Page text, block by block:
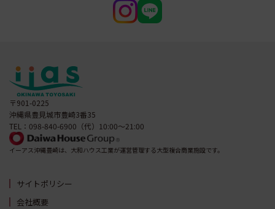
〒901-0225
沖縄県豊見城市豊崎3番35
TEL：098-840-6900（代）10:00～21:00
イーアス沖縄豊崎は、大和ハウス工業が運営管理する大型複合商業施設です。
サイトポリシー
会社概要